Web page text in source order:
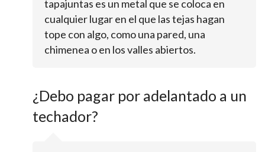
tapajuntas es un metal que se coloca en
cualquier lugar en el que las tejas hagan
tope con algo, como una pared, una
chimenea o en los valles abiertos.
¿Debo pagar por adelantado a un
techador?